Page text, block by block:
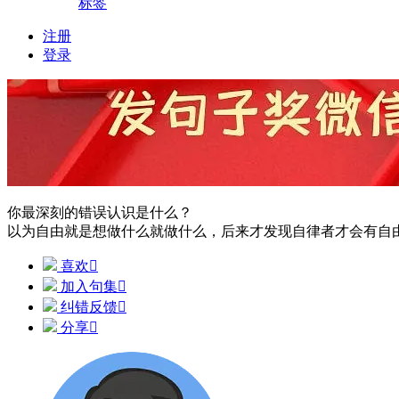
标签
注册
登录
你最深刻的错误认识是什么？
以为自由就是想做什么就做什么，后来才发现自律者才会有自
喜欢
加入句集
纠错反馈
分享